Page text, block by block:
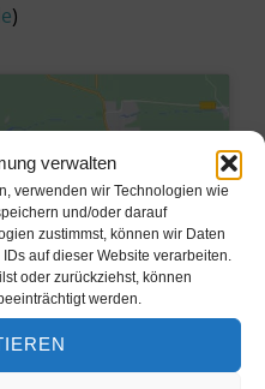
verwalten
verwenden wir Technologien wie
und/oder darauf
zustimmst, können wir Daten
auf dieser Website verarbeiten.
oder zurückziehst, können
werden.
)
Cookies